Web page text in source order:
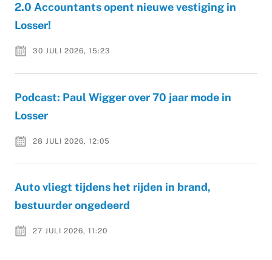
2.0 Accountants opent nieuwe vestiging in
Losser!
30 JULI 2026, 15:23
Podcast: Paul Wigger over 70 jaar mode in
Losser
28 JULI 2026, 12:05
Auto vliegt tijdens het rijden in brand,
bestuurder ongedeerd
27 JULI 2026, 11:20